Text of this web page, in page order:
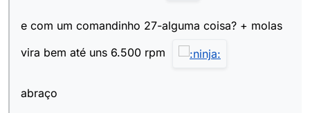
e com um comandinho 27-alguma coisa? + molas
vira bem até uns 6.500 rpm
abraço